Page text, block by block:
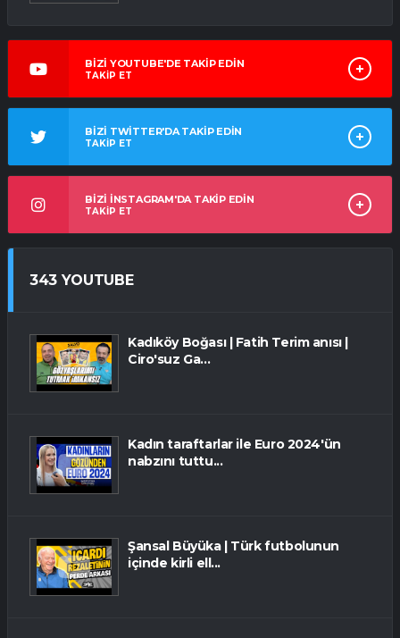
BİZİ YOUTUBE'DE TAKİP EDİN
TAKİP ET
BİZİ TWİTTER'DA TAKİP EDİN
TAKİP ET
BİZİ İNSTAGRAM'DA TAKİP EDİN
TAKİP ET
343 YOUTUBE
Kadıköy Boğası | Fatih Terim anısı |
Ciro'suz Ga...
Kadın taraftarlar ile Euro 2024'ün
nabzını tuttu...
Şansal Büyüka | Türk futbolunun
içinde kirli ell...